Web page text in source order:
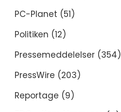
PC-Planet (51)
Politiken (12)
Pressemeddelelser (354)
PressWire (203)
Reportage (9)